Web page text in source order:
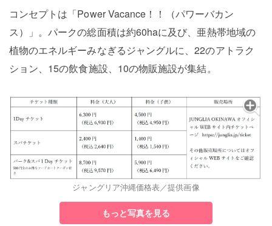
コンセプトは「Power Vacance！！（パワーバカン
ス）」。パークの総面積は約60haに及び、亜熱帯地域の
植物のエネルギーみなぎるジャングルに、22のアトラク
ション、15の飲食施設、10の物販施設が集結。
ジャングリア沖縄価格表／提供画像
もっと写真を見る